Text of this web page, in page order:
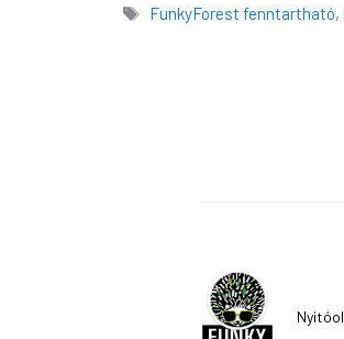
Címkék
FunkyForest fenntartható,